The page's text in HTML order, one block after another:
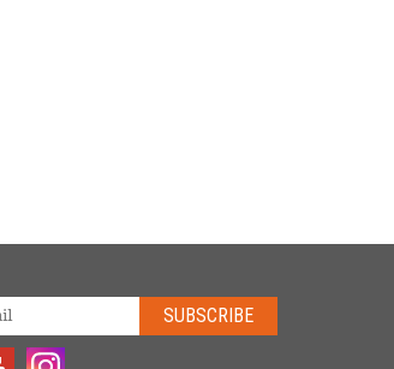
SUBSCRIBE